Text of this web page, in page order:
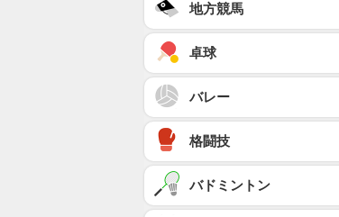
地方競馬
卓球
バレー
格闘技
バドミントン